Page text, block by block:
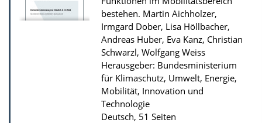
a
t
i
o
n
bestehen. Martin Aichholzer,
Irmgard Dober, Lisa Höllbacher,
Andreas Huber, Eva Kanz, Christian
Schwarzl, Wolfgang Weiss
Herausgeber: Bundesministerium
für Klimaschutz, Umwelt, Energie,
Mobilität, Innovation und
Technologie
Deutsch, 51 Seiten